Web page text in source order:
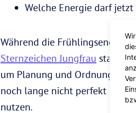
Welche Energie darf
Während die Frühlingsenergie
Sternzeichen Jungfrau statt.
um Planung und Ordnung
noch lange nicht perfekt und
nutzen.